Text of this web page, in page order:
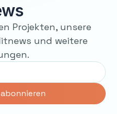
Projekten, unsere
und weitere